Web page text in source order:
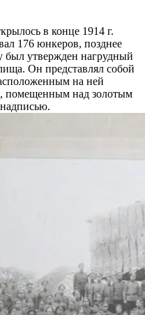
в конце 1914 г.
176 юнкеров, позднее
был утвержден нагрудный
Он представлял собой
на ней
помещенным над золотым